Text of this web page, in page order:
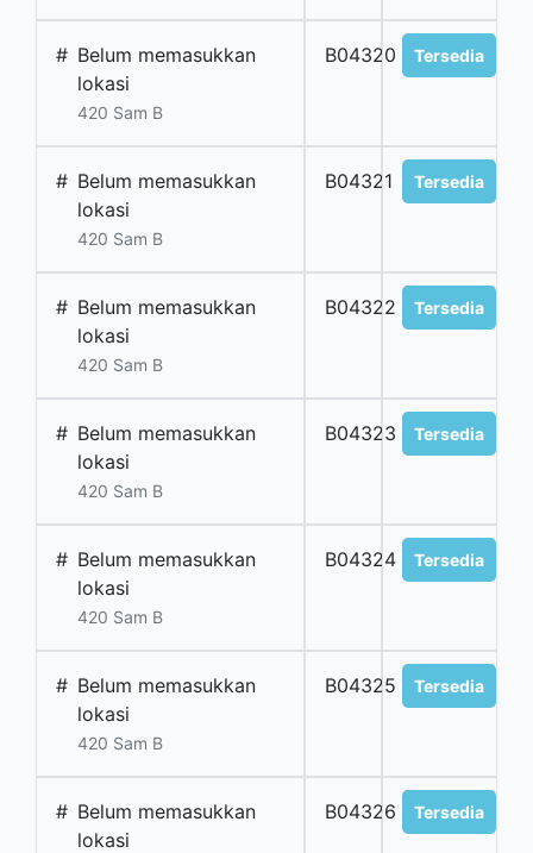
# Belum memasukkan
lokasi
420 Sam B
B04320 Tersedia
# Belum memasukkan
lokasi
420 Sam B
B04321 Tersedia
# Belum memasukkan
lokasi
420 Sam B
B04322 Tersedia
# Belum memasukkan
lokasi
420 Sam B
B04323 Tersedia
# Belum memasukkan
lokasi
420 Sam B
B04324 Tersedia
# Belum memasukkan
lokasi
420 Sam B
B04325 Tersedia
# Belum memasukkan
lokasi
B04326 Tersedia